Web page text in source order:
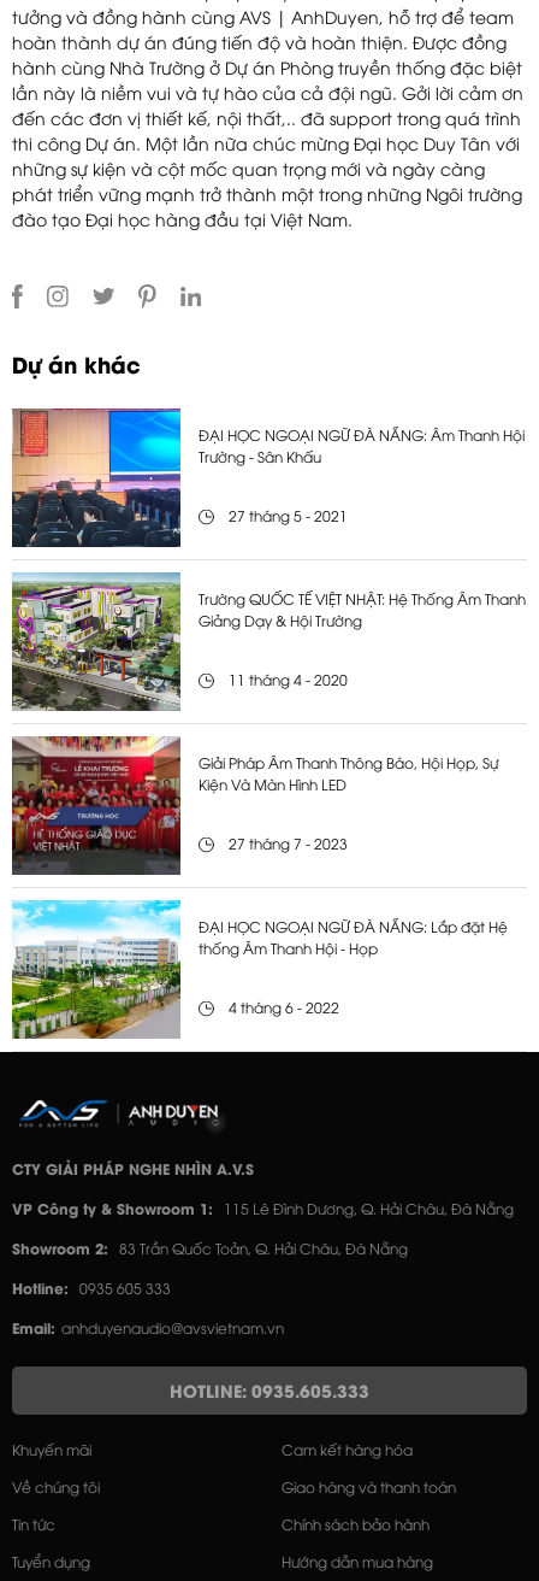
tưởng và đồng hành cùng AVS | AnhDuyen, hỗ trợ để team
hoàn thành dự án đúng tiến độ và hoàn thiện. Được đồng
hành cùng Nhà Trường ở Dự án Phòng truyền thống đặc biệt
lần này là niềm vui và tự hào của cả đội ngũ. Gởi lời cảm ơn
đến các đơn vị thiết kế, nội thất,.. đã support trong quá trình
thi công Dự án. Một lần nữa chúc mừng Đại học Duy Tân với
những sự kiện và cột mốc quan trọng mới và ngày càng
phát triển vững mạnh trở thành một trong những Ngôi trường
đào tạo Đại học hàng đầu tại Việt Nam.
Dự án khác
ĐẠI HỌC NGOẠI NGỮ ĐÀ NẴNG: Âm Thanh Hội
Trường - Sân Khấu
27 tháng 5 - 2021
Trường QUỐC TẾ VIỆT NHẬT: Hệ Thống Âm Thanh
Giảng Dạy & Hội Trường
11 tháng 4 - 2020
Giải Pháp Âm Thanh Thông Báo, Hội Họp, Sự
Kiện Và Màn Hình LED
27 tháng 7 - 2023
ĐẠI HỌC NGOẠI NGỮ ĐÀ NẴNG: Lắp đặt Hệ
thống Âm Thanh Hội - Họp
4 tháng 6 - 2022
CTY GIẢI PHÁP NGHE NHÌN A.V.S
VP Công ty & Showroom 1: 115 Lê Đình Dương, Q. Hải Châu, Đà Nẵng
Showroom 2: 83 Trần Quốc Toản, Q. Hải Châu, Đà Nẵng
Hotline: 0935 605 333
Email: anhduyenaudio@avsvietnam.vn
HOTLINE: 0935.605.333
Khuyến mãi
Về chúng tôi
Tin tức
Tuyển dụng
Cam kết hàng hóa
Giao hàng và thanh toán
Chính sách bảo hành
Hướng dẫn mua hàng